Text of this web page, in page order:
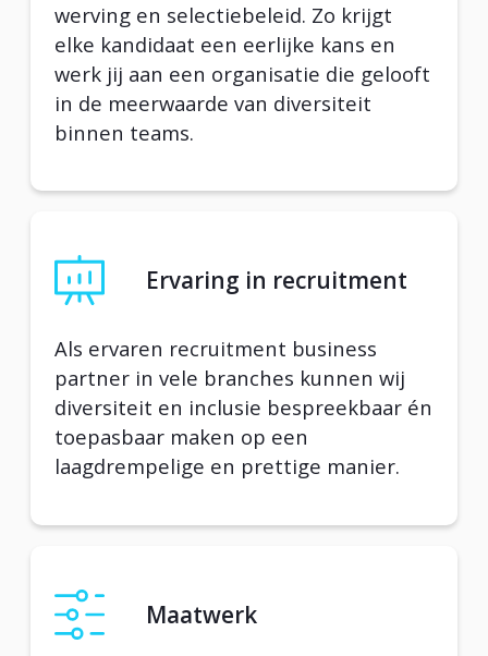
werving en selectiebeleid. Zo krijgt
elke kandidaat een eerlijke kans en
werk jij aan een organisatie die gelooft
in de meerwaarde van diversiteit
binnen teams.
Ervaring in recruitment
Als ervaren recruitment business
partner in vele branches kunnen wij
diversiteit en inclusie bespreekbaar én
toepasbaar maken op een
laagdrempelige en prettige manier.
Maatwerk